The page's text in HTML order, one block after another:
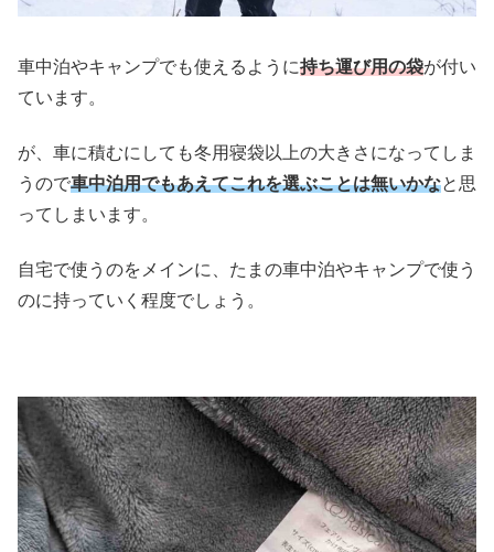
車中泊やキャンプでも使えるように持ち運び用の袋が付い
ています。
が、車に積むにしても冬用寝袋以上の大きさになってしま
うので車中泊用でもあえてこれを選ぶことは無いかなと思
ってしまいます。
自宅で使うのをメインに、たまの車中泊やキャンプで使う
のに持っていく程度でしょう。